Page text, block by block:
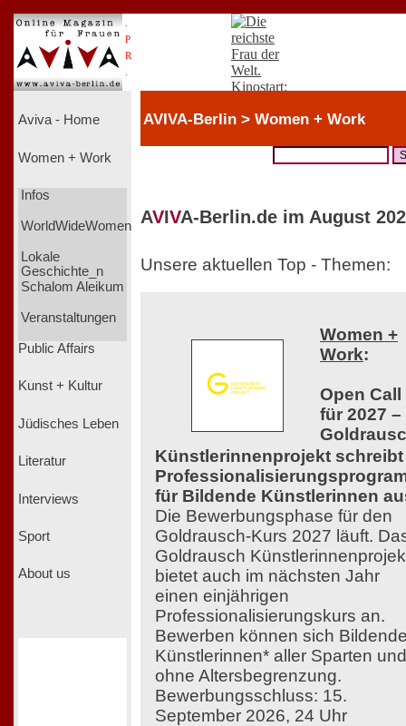
P
R
Aviva - Home
Women + Work
Infos
WorldWideWomen
Lokale
Geschichte_n
Schalom Aleikum
Veranstaltungen
Public Affairs
Kunst + Kultur
Jüdisches Leben
Literatur
Interviews
Sport
About us
AVIVA-Berlin > Women + Work
AVIVA-Berlin.de im August
Unsere aktuellen Top - Themen:
Women +
Work:
Open Call
für 2027 –
Künstlerinnenprojekt schreibt
für Bildende Künstlerinnen
Die Bewerbungsphase für den
Goldrausch-Kurs 2027 läuft.
Goldrausch
bietet auch im nächsten Jahr
einen einjährigen
Professionalisierungskurs an.
Bewerben können sich
Künstlerinnen* aller Sparten und
ohne Altersbegrenzung.
Bewerbungsschluss: 15.
September 2026, 24 Uhr